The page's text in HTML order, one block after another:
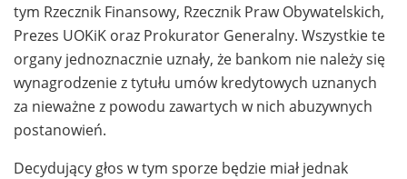
tym Rzecznik Finansowy, Rzecznik Praw Obywatelskich,
Prezes UOKiK oraz Prokurator Generalny. Wszystkie te
organy jednoznacznie uznały, że bankom nie należy się
wynagrodzenie z tytułu umów kredytowych uznanych
za nieważne z powodu zawartych w nich abuzywnych
postanowień.
Decydujący głos w tym sporze będzie miał jednak